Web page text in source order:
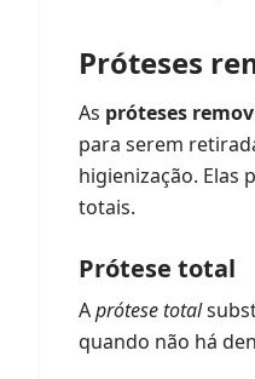
Próteses
As próteses
para serem
higienização. Elas
totais.
Prótese total
Aprótese total
quando não há